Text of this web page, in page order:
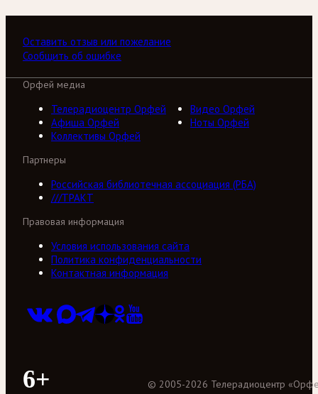
Оставить отзыв или пожелание
Сообщить об ошибке
Орфей медиа
Телерадиоцентр Орфей
Видео Орфей
Афиша Орфей
Ноты Орфей
Коллективы Орфей
Партнеры
Российская библиотечная ассоциация (РБА)
///ТРАКТ
Правовая информация
Условия использования сайта
Политика конфиденциальности
Контактная информация
6+ © 2005-2026 Телерадиоцентр